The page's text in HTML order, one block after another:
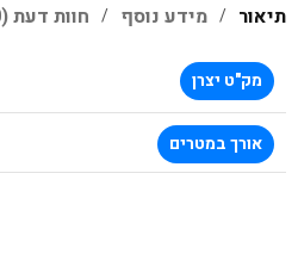
תיאור מידע נוסף חוות דעת (0)
מק"ט יצרן
אורך במטרים